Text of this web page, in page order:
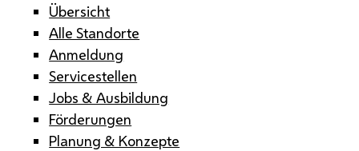
Übersicht
Alle Standorte
Anmeldung
Servicestellen
Jobs & Ausbildung
Förderungen
Planung & Konzepte